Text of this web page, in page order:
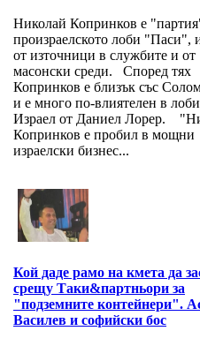
Николай Копринков е
произраелското лоби "Паси",
от източници в службите и от
масонски среди. Според тях
Копринков е близък със
и е много по-влиятелен в
Израел от Даниел Лорер.
Копринков е пробил в мощни
израелски бизнес...
Кой даде рамо на кмета да
срещу Таки&партньори за
"подземните контейнери".
Василев и софийски бос